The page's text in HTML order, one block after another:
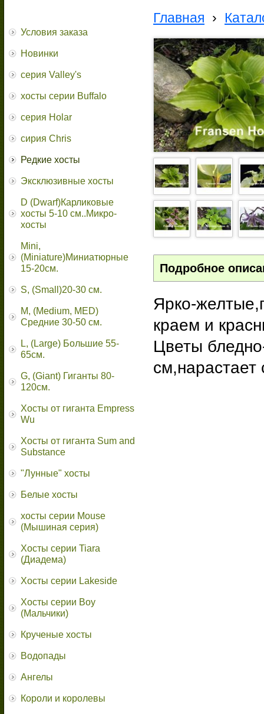
Условия заказа
Новинки
серия Valley's
хосты серии Buffalo
серия Holar
сирия Chris
Редкие хосты
Эксклюзивные хосты
D (Dwarf)Карликовые
хосты 5-10 см..Микро-
хосты
Mini,
(Miniature)Миниатюрные
15-20см.
S, (Small)20-30 см.
M, (Medium, MED)
Средние 30-50 см.
L, (Large) Большие 55-
65cм.
G, (Giant) Гиганты 80-
120см.
Хосты от гиганта Empress
Wu
Хосты от гиганта Sum and
Substance
"Лунные" хосты
Белые хосты
хосты серии Mouse
(Мышиная серия)
Хосты серии Tiara
(Диадема)
Хосты серии Lakeside
Хосты серии Boy
(Мальчики)
Крученые хосты
Водопады
Ангелы
Короли и королевы
Главная ›
Подробное
Ярко-
краем и
Цветы
см,нарастает